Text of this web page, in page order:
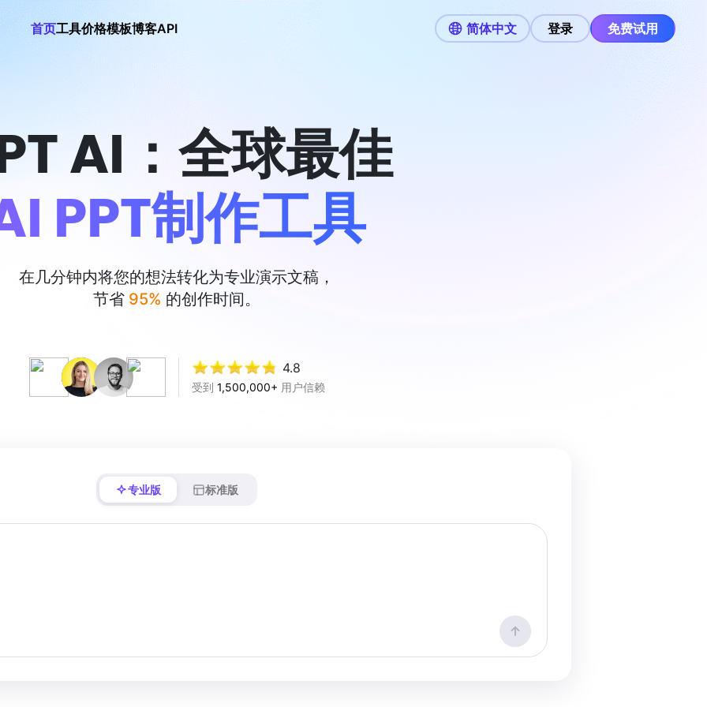
首页工具价格模板博客API 简体中文 登录 免费试用
AI：全球最佳
PPT制作工具
在几分钟内将您的想法转化为专业演示文稿，
节省 95% 的创作时间。
4.8
受到 1,500,000+ 用户信赖
专业版 标准版